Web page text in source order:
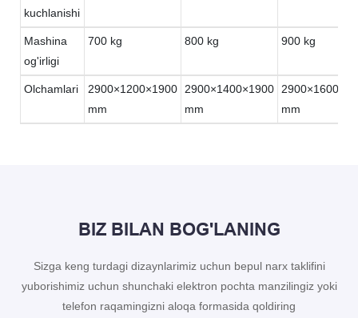
kuchlanishi
Mashina
og'irligi
700 kg 800 kg 900 kg
Olchamlari
2900×1200×1900
mm
2900×1400×1900
mm
mm
BIZ BILAN BOG'LANING
Sizga keng turdagi dizaynlarimiz uchun bepul narx taklifini
yuborishimiz uchun shunchaki elektron pochta manzilingiz yoki
telefon raqamingizni aloqa formasida qoldiring